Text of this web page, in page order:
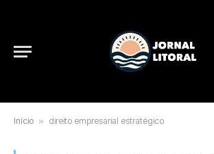
Início » direito empresarial estratégico